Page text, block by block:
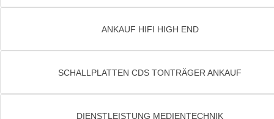
ANKAUF HIFI HIGH END
SCHALLPLATTEN CDS TONTRÄGER ANKAUF
DIENSTLEISTUNG MEDIENTECHNIK